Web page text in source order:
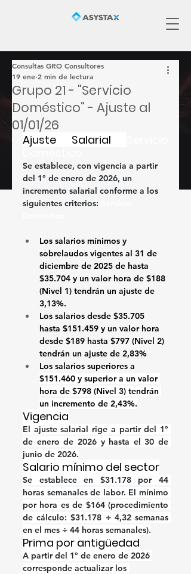
Grupo 21 - "Servicio
Doméstico" - Ajuste al
01/01/26
Consultas GRO Consultores
19 ene 2 min de lectura
Ajuste Salarial
Se establece, con vigencia a partir
del 1º de enero de 2026, un
incremento salarial conforme a los
siguientes criterios:
Los salarios mínimos y
sobrelaudos vigentes al 31 de
diciembre de 2025 de hasta
$35.704 y un valor hora de $188
(Nivel 1) tendrán un ajuste de
3,13%.
Los salarios desde $35.705
hasta $151.459 y un valor hora
desde $189 hasta $797 (Nivel 2)
tendrán un ajuste de 2,83%
Los salarios superiores a
$151.460 y superior a un valor
hora de $798 (Nivel 3) tendrán
un incremento de 2,43%.
Vigencia
El ajuste salarial rige a partir del 1º
de enero de 2026 y hasta el 30 de
junio de 2026.
Salario mínimo del sector
Se establece en $31.178 por 44
horas semanales de labor. El mínimo
por hora es de $164 (procedimiento
de cálculo: $31.178 ÷ 4,32 semanas
en el mes ÷ 44 horas semanales).
Prima por antigüedad
A partir del 1º de enero de 2026
corresponde actualizar los